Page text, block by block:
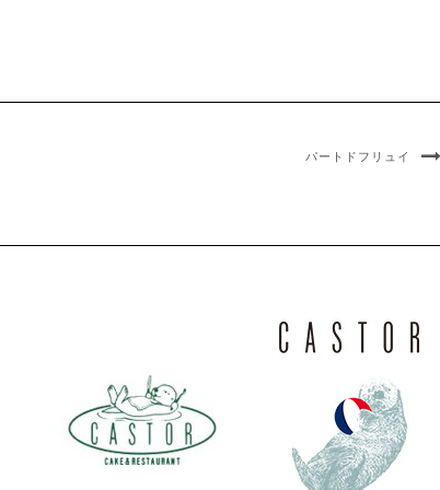
パートドフリュイ